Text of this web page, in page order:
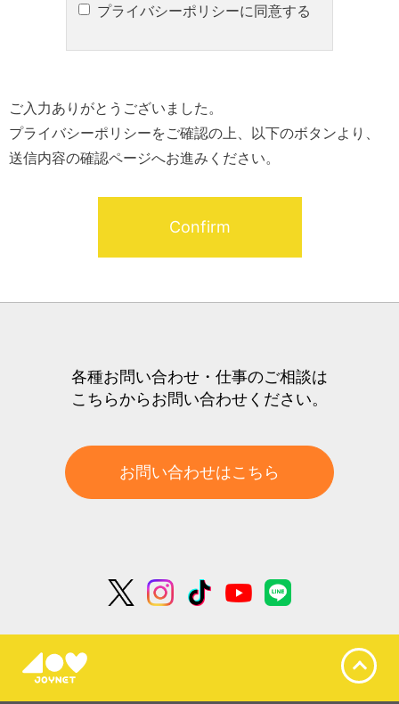
プライバシーポリシーに同意する
ご入力ありがとうございました。
プライバシーポリシーをご確認の上、以下のボタンより、
送信内容の確認ページへお進みください。
各種お問い合わせ・仕事のご相談は
こちらからお問い合わせください。
お問い合わせはこちら